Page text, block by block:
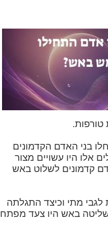
טורפות.
התיכונה (לפני 300,000 עד 30,000 שנה), החלו בני האדם הקדמונים
אלו היו עשויים מצור
קדמונים לשלוט באש
לגבי מתי וכיצד התגלתה
באש היו צעד מפתח